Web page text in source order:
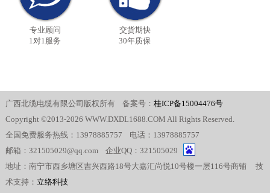
专业顾问
1对1服务
交货期快
30年质保
广西北缆电缆有限公司版权所有 备案号： 桂ICP备15004476号
Copyright ©2013-2026 WWW.DXDL1688.COM All Rights Reserved.
全国免费服务热线：13978885757 电话：13978885757
邮箱：321505029@qq.com 企业QQ：321505029
地址：南宁市西乡塘区吉兴西路18号大嘉汇尚悦10号楼一层116号商铺 技
术支持： 立络科技